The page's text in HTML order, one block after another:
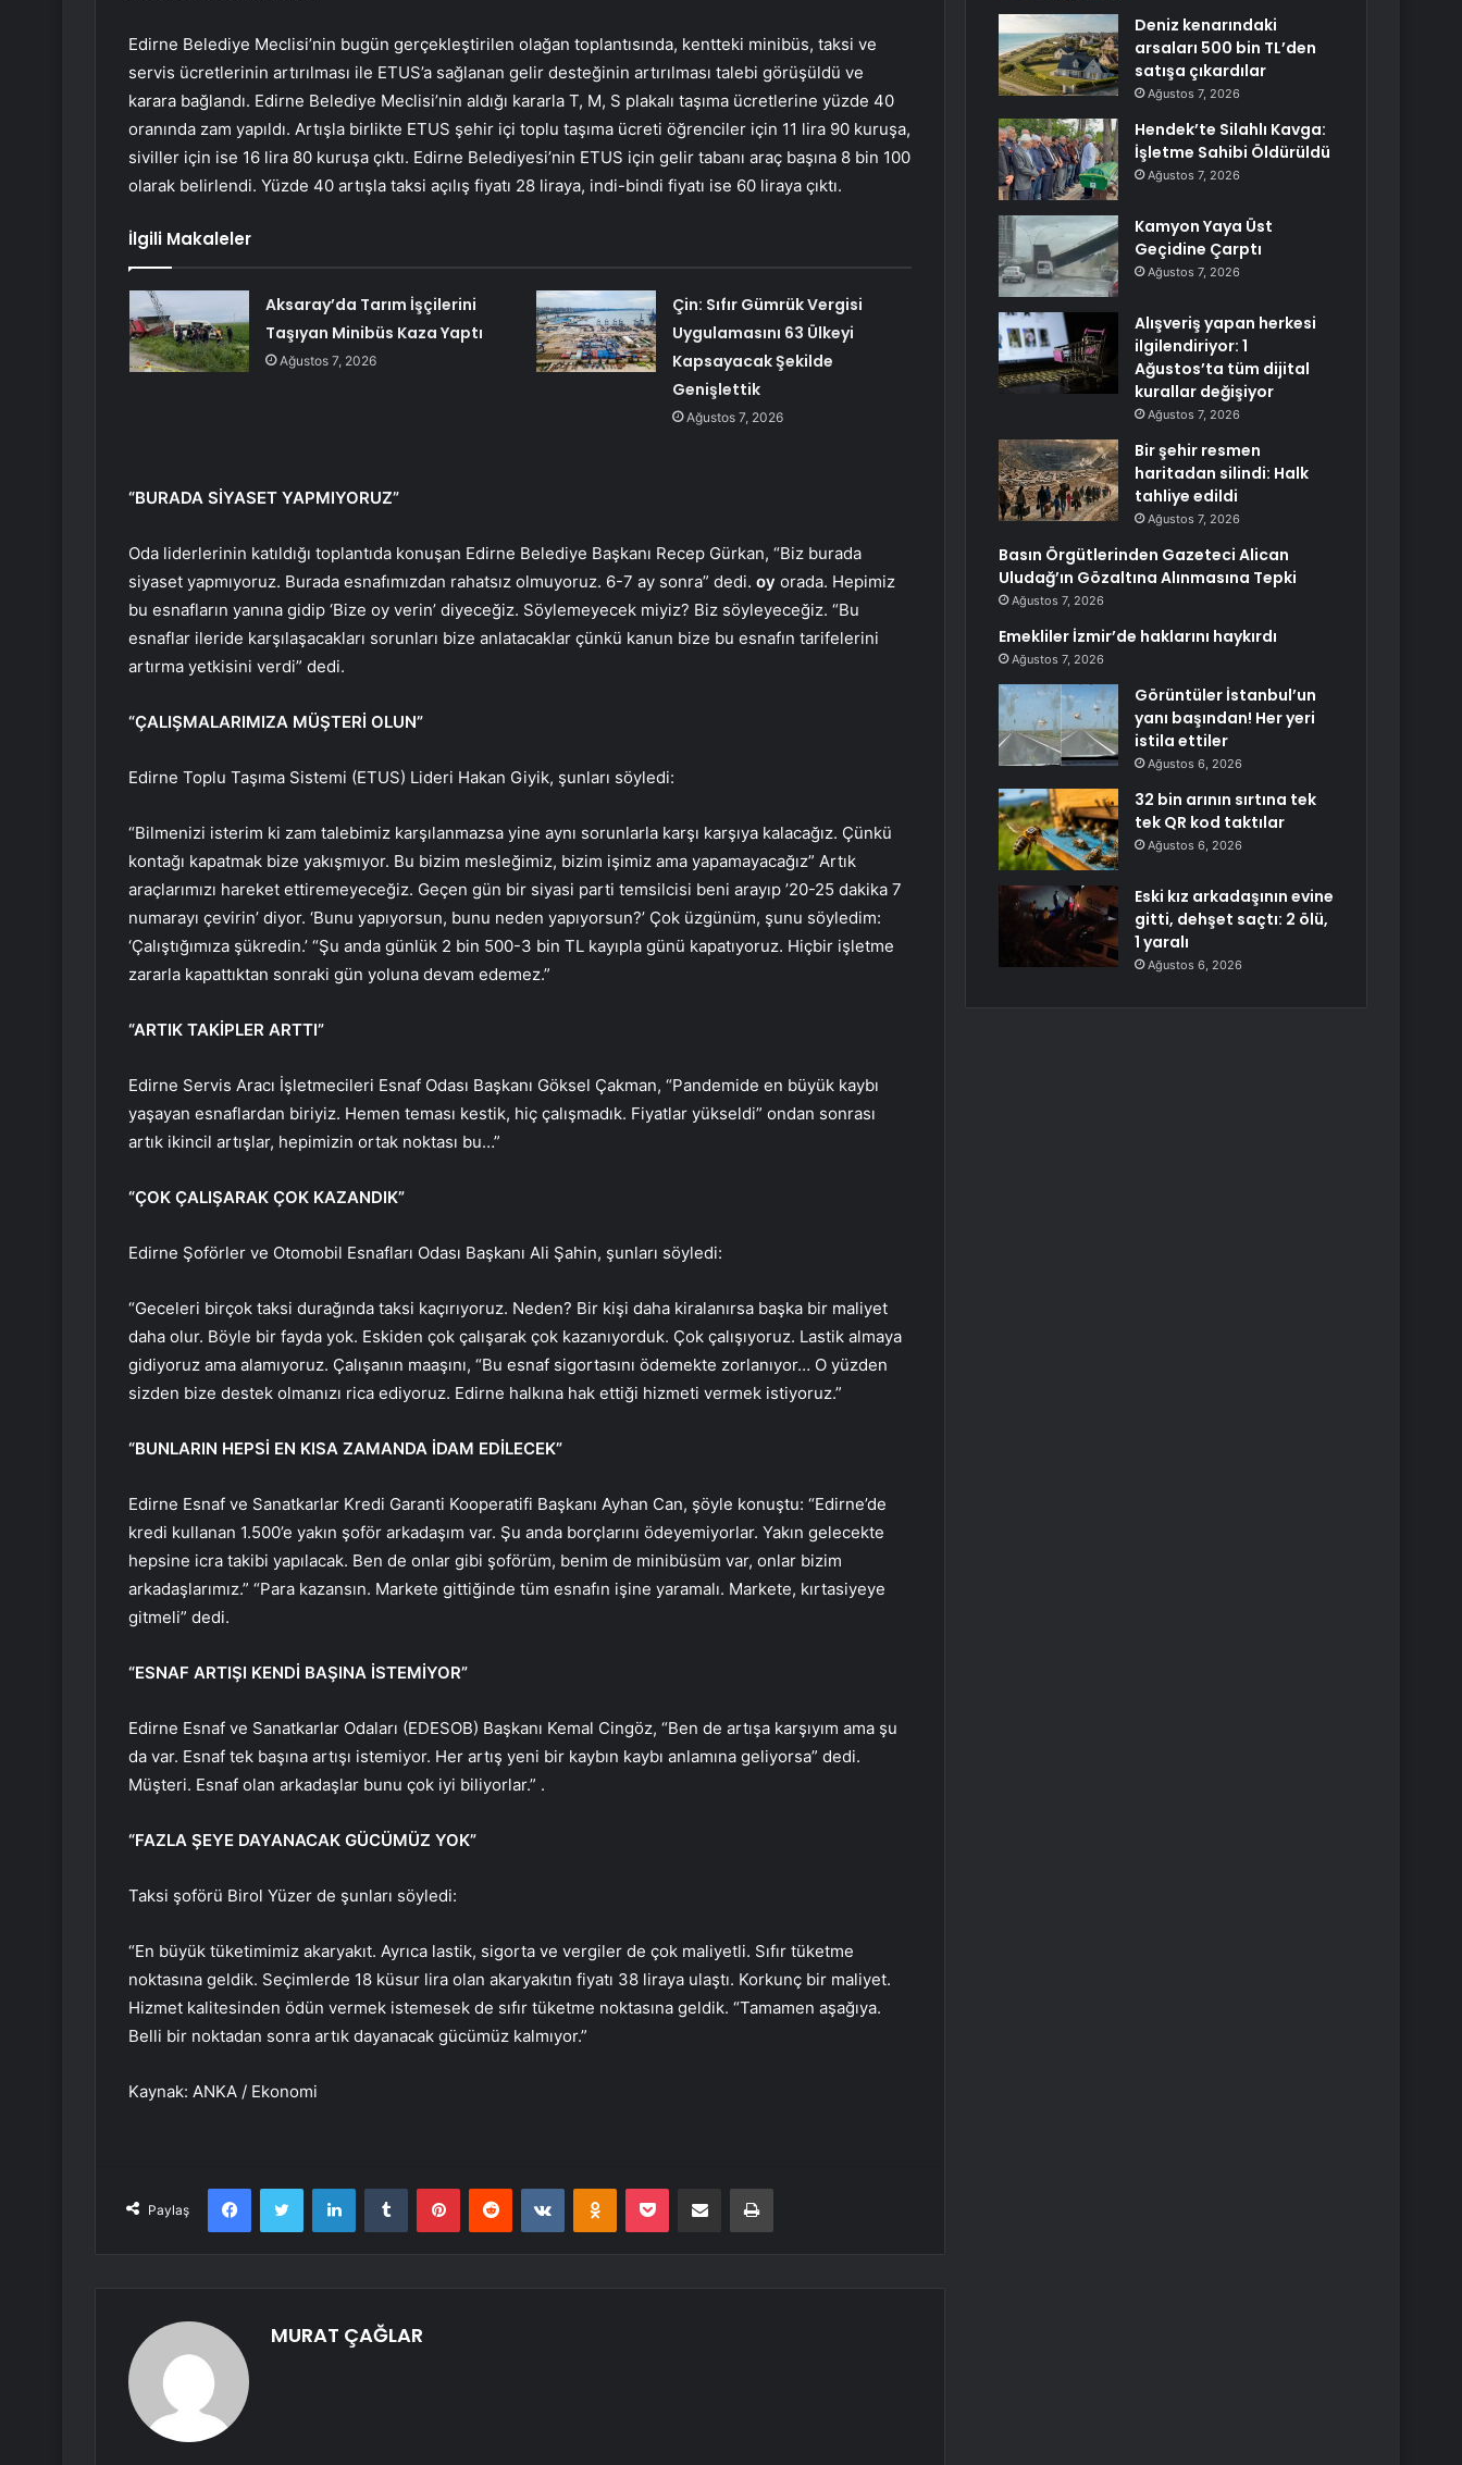
Edirne Belediye Meclisi’nin bugün gerçekleştirilen olağan toplantısında, kentteki minibüs, taksi ve
servis ücretlerinin artırılması ile ETUS’a sağlanan gelir desteğinin artırılması talebi görüşüldü ve
karara bağlandı. Edirne Belediye Meclisi’nin aldığı kararla T, M, S plakalı taşıma ücretlerine yüzde 40
oranında zam yapıldı. Artışla birlikte ETUS şehir içi toplu taşıma ücreti öğrenciler için 11 lira 90 kuruşa,
siviller için ise 16 lira 80 kuruşa çıktı. Edirne Belediyesi’nin ETUS için gelir tabanı araç başına 8 bin 100
olarak belirlendi. Yüzde 40 artışla taksi açılış fiyatı 28 liraya, indi-bindi fiyatı ise 60 liraya çıktı.
İlgili Makaleler
Aksaray’da Tarım İşçilerini
Taşıyan Minibüs Kaza Yaptı
Ağustos 7, 2026
Çin: Sıfır Gümrük Vergisi
Uygulamasını 63 Ülkeyi
Kapsayacak Şekilde
Genişlettik
Ağustos 7, 2026
“BURADA SİYASET YAPMIYORUZ”
Oda liderlerinin katıldığı toplantıda konuşan Edirne Belediye Başkanı Recep Gürkan, “Biz burada
siyaset yapmıyoruz. Burada esnafımızdan rahatsız olmuyoruz. 6-7 ay sonra” dedi. oy orada. Hepimiz
bu esnafların yanına gidip ‘Bize oy verin’ diyeceğiz. Söylemeyecek miyiz? Biz söyleyeceğiz. “Bu
esnaflar ileride karşılaşacakları sorunları bize anlatacaklar çünkü kanun bize bu esnafın tarifelerini
artırma yetkisini verdi” dedi.
“ÇALIŞMALARIMIZA MÜŞTERİ OLUN”
Edirne Toplu Taşıma Sistemi (ETUS) Lideri Hakan Giyik, şunları söyledi:
“Bilmenizi isterim ki zam talebimiz karşılanmazsa yine aynı sorunlarla karşı karşıya kalacağız. Çünkü
kontağı kapatmak bize yakışmıyor. Bu bizim mesleğimiz, bizim işimiz ama yapamayacağız” Artık
araçlarımızı hareket ettiremeyeceğiz. Geçen gün bir siyasi parti temsilcisi beni arayıp ’20-25 dakika 7
numarayı çevirin’ diyor. ‘Bunu yapıyorsun, bunu neden yapıyorsun?’ Çok üzgünüm, şunu söyledim:
‘Çalıştığımıza şükredin.’ “Şu anda günlük 2 bin 500-3 bin TL kayıpla günü kapatıyoruz. Hiçbir işletme
zararla kapattıktan sonraki gün yoluna devam edemez.”
“ARTIK TAKİPLER ARTTI”
Edirne Servis Aracı İşletmecileri Esnaf Odası Başkanı Göksel Çakman, “Pandemide en büyük kaybı
yaşayan esnaflardan biriyiz. Hemen teması kestik, hiç çalışmadık. Fiyatlar yükseldi” ondan sonrası
artık ikincil artışlar, hepimizin ortak noktası bu…”
“ÇOK ÇALIŞARAK ÇOK KAZANDIK”
Edirne Şoförler ve Otomobil Esnafları Odası Başkanı Ali Şahin, şunları söyledi:
“Geceleri birçok taksi durağında taksi kaçırıyoruz. Neden? Bir kişi daha kiralanırsa başka bir maliyet
daha olur. Böyle bir fayda yok. Eskiden çok çalışarak çok kazanıyorduk. Çok çalışıyoruz. Lastik almaya
gidiyoruz ama alamıyoruz. Çalışanın maaşını, “Bu esnaf sigortasını ödemekte zorlanıyor… O yüzden
sizden bize destek olmanızı rica ediyoruz. Edirne halkına hak ettiği hizmeti vermek istiyoruz.”
“BUNLARIN HEPSİ EN KISA ZAMANDA İDAM EDİLECEK”
Edirne Esnaf ve Sanatkarlar Kredi Garanti Kooperatifi Başkanı Ayhan Can, şöyle konuştu: “Edirne’de
kredi kullanan 1.500’e yakın şoför arkadaşım var. Şu anda borçlarını ödeyemiyorlar. Yakın gelecekte
hepsine icra takibi yapılacak. Ben de onlar gibi şoförüm, benim de minibüsüm var, onlar bizim
arkadaşlarımız.” “Para kazansın. Markete gittiğinde tüm esnafın işine yaramalı. Markete, kırtasiyeye
gitmeli” dedi.
“ESNAF ARTIŞI KENDİ BAŞINA İSTEMİYOR”
Edirne Esnaf ve Sanatkarlar Odaları (EDESOB) Başkanı Kemal Cingöz, “Ben de artışa karşıyım ama şu
da var. Esnaf tek başına artışı istemiyor. Her artış yeni bir kaybın kaybı anlamına geliyorsa” dedi.
Müşteri. Esnaf olan arkadaşlar bunu çok iyi biliyorlar.” .
“FAZLA ŞEYE DAYANACAK GÜCÜMÜZ YOK”
Taksi şoförü Birol Yüzer de şunları söyledi:
“En büyük tüketimimiz akaryakıt. Ayrıca lastik, sigorta ve vergiler de çok maliyetli. Sıfır tüketme
noktasına geldik. Seçimlerde 18 küsur lira olan akaryakıtın fiyatı 38 liraya ulaştı. Korkunç bir maliyet.
Hizmet kalitesinden ödün vermek istemesek de sıfır tüketme noktasına geldik. “Tamamen aşağıya.
Belli bir noktadan sonra artık dayanacak gücümüz kalmıyor.”
Kaynak: ANKA / Ekonomi
Paylaş
FacebookTwitter LinkedInTumblr PinterestReddit VKontakteOdnoklassniki
Pocket E-Posta ile paylaş Yazdır
MURAT ÇAĞLAR
Deniz kenarındaki
arsaları 500 bin TL’den
satışa çıkardılar
Ağustos 7, 2026
Hendek’te Silahlı Kavga:
İşletme Sahibi Öldürüldü
Ağustos 7, 2026
Kamyon Yaya Üst
Geçidine Çarptı
Ağustos 7, 2026
Alışveriş yapan herkesi
ilgilendiriyor: 1
Ağustos’ta tüm dijital
kurallar değişiyor
Ağustos 7, 2026
Bir şehir resmen
haritadan silindi: Halk
tahliye edildi
Ağustos 7, 2026
Basın Örgütlerinden Gazeteci Alican
Uludağ’ın Gözaltına Alınmasına Tepki
Ağustos 7, 2026
Emekliler İzmir’de haklarını haykırdı
Ağustos 7, 2026
Görüntüler İstanbul’un
yanı başından! Her yeri
istila ettiler
Ağustos 6, 2026
32 bin arının sırtına tek
tek QR kod taktılar
Ağustos 6, 2026
Eski kız arkadaşının evine
gitti, dehşet saçtı: 2 ölü,
1 yaralı
Ağustos 6, 2026